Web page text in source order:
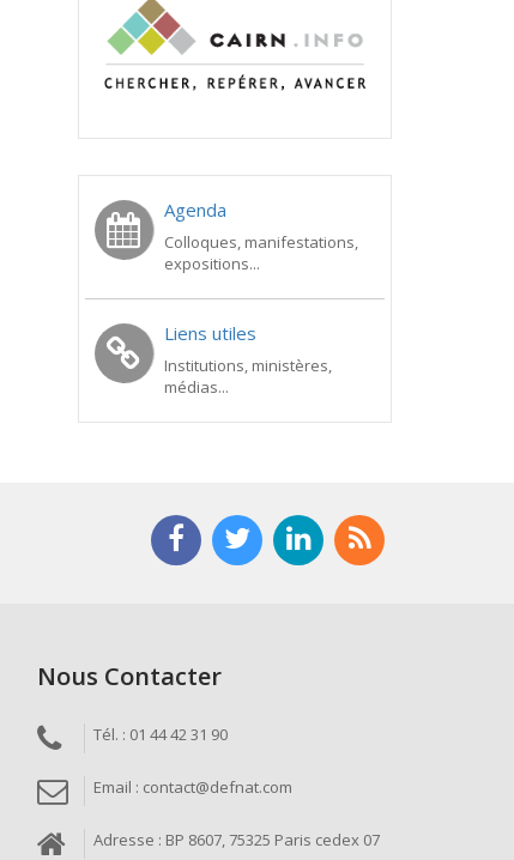
Agenda
Colloques, manifestations,
expositions...
Liens utiles
Institutions, ministères,
médias...
Nous Contacter
Tél. : 01 44 42 31 90
Email : contact@defnat.com
Adresse : BP 8607, 75325 Paris cedex 07